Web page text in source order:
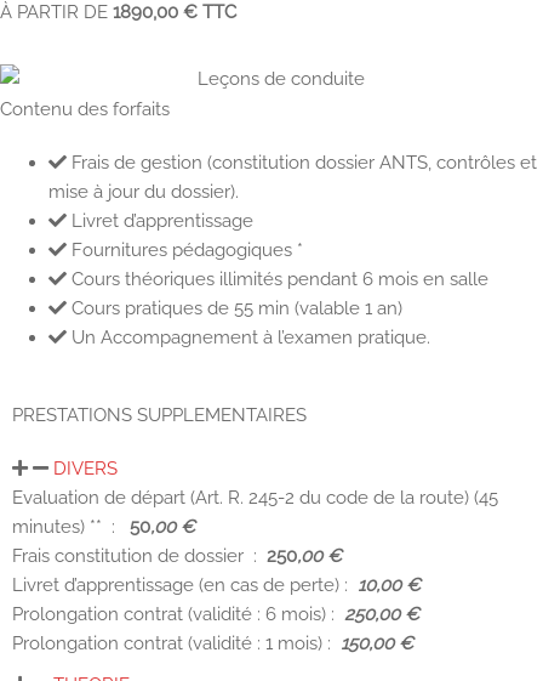
À PARTIR DE 1890,00 € TTC
Contenu des forfaits
Frais de gestion (constitution dossier ANTS, contrôles et
mise à jour du dossier).
Livret d’apprentissage
Fournitures pédagogiques *
Cours théoriques illimités pendant 6 mois en salle
Cours pratiques de 55 min (valable 1 an)
Un Accompagnement à l’examen pratique.
PRESTATIONS SUPPLEMENTAIRES
DIVERS
Evaluation de départ (Art. R. 245-2 du code de la route) (45
minutes) ** : 50,00 €
Frais constitution de dossier : 250,00 €
Livret d’apprentissage (en cas de perte) : 10,00 €
Prolongation contrat (validité : 6 mois) : 250,00 €
Prolongation contrat (validité : 1 mois) : 150,00 €